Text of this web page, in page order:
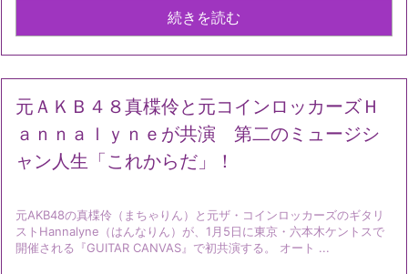
続きを読む
元ＡＫＢ４８真楪伶と元コインロッカーズＨ
ａｎｎａｌｙｎｅが共演 第二のミュージシ
ャン人生「これからだ」！
元AKB48の真楪伶（まちゃりん）と元ザ・コインロッカーズのギタリ
ストHannalyne（はんなりん）が、1月5日に東京・六本木ケントスで
開催される『GUITAR CANVAS』で初共演する。 オート ...